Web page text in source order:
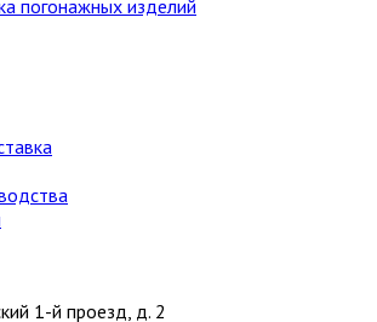
1-й проезд, д. 2